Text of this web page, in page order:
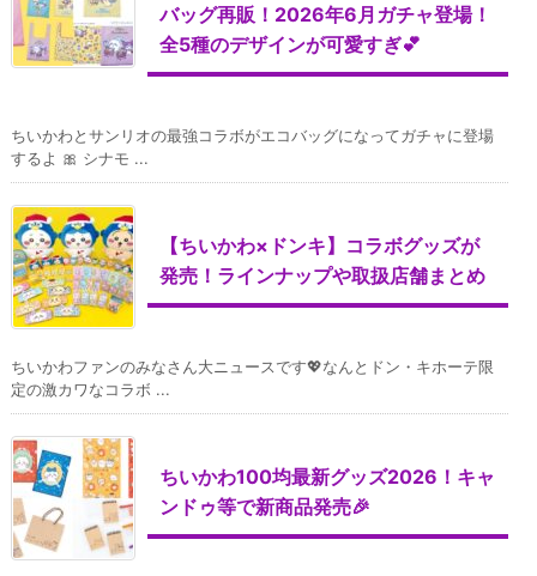
バッグ再販！2026年6月ガチャ登場！
全5種のデザインが可愛すぎ💕
ちいかわとサンリオの最強コラボがエコバッグになってガチャに登場
するよ 🎀 シナモ ...
【ちいかわ×ドンキ】コラボグッズが
発売！ラインナップや取扱店舗まとめ
ちいかわファンのみなさん大ニュースです💖なんとドン・キホーテ限
定の激カワなコラボ ...
ちいかわ100均最新グッズ2026！キャ
ンドゥ等で新商品発売🎉